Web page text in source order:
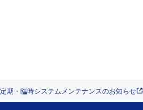
定期・臨時システムメンテナンスのお知らせ